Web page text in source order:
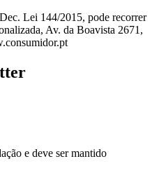
Lei 144/2015, pode recorrer
Av. da Boavista 2671,
e deve ser mantido